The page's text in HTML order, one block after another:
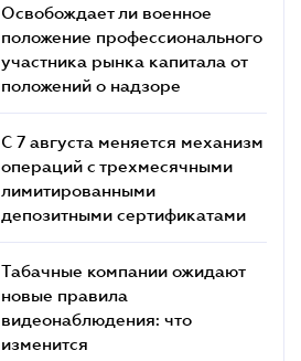
Освобождает ли военное
положение профессионального
участника рынка капитала от
положений о надзоре
С 7 августа меняется механизм
операций с трехмесячными
лимитированными
депозитными сертификатами
Табачные компании ожидают
новые правила
видеонаблюдения: что
изменится